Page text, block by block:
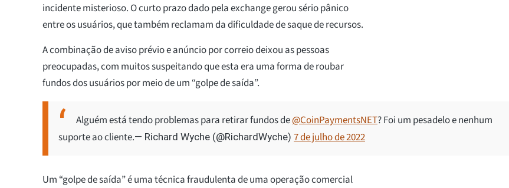
incidente misterioso. O curto prazo dado pela exchange gerou sério pânico
entre os usuários, que também reclamam da dificuldade de saque de recursos.
A combinação de aviso prévio e anúncio por correio deixou as pessoas
preocupadas, com muitos suspeitando que esta era uma forma de roubar
fundos dos usuários por meio de um “golpe de saída”.
Alguém está tendo problemas para retirar fundos de@CoinPaymentsNET? Foi um pesadelo e nenhum
suporte ao cliente.— Richard Wyche (@RichardWyche) 7 de julho de 2022
Um “golpe de saída” é uma técnica fraudulenta de uma operação comercial